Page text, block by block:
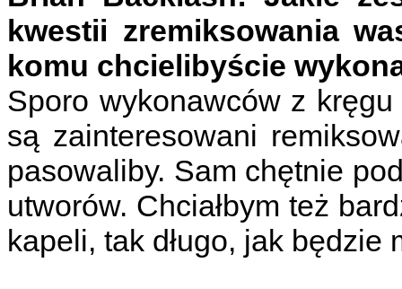
kwestii zremiksowania
komu chcielibyście
Sporo wykonawców z
są zainteresowani
pasowaliby. Sam chętnie
utworów. Chciałbym też
kapeli, tak długo, jak będzie